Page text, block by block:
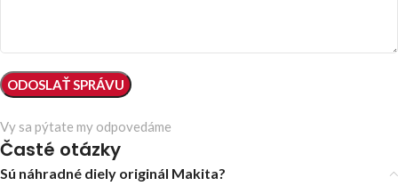
Vy sa pýtate my odpovedáme
Časté otázky
Sú náhradné diely originál Makita?